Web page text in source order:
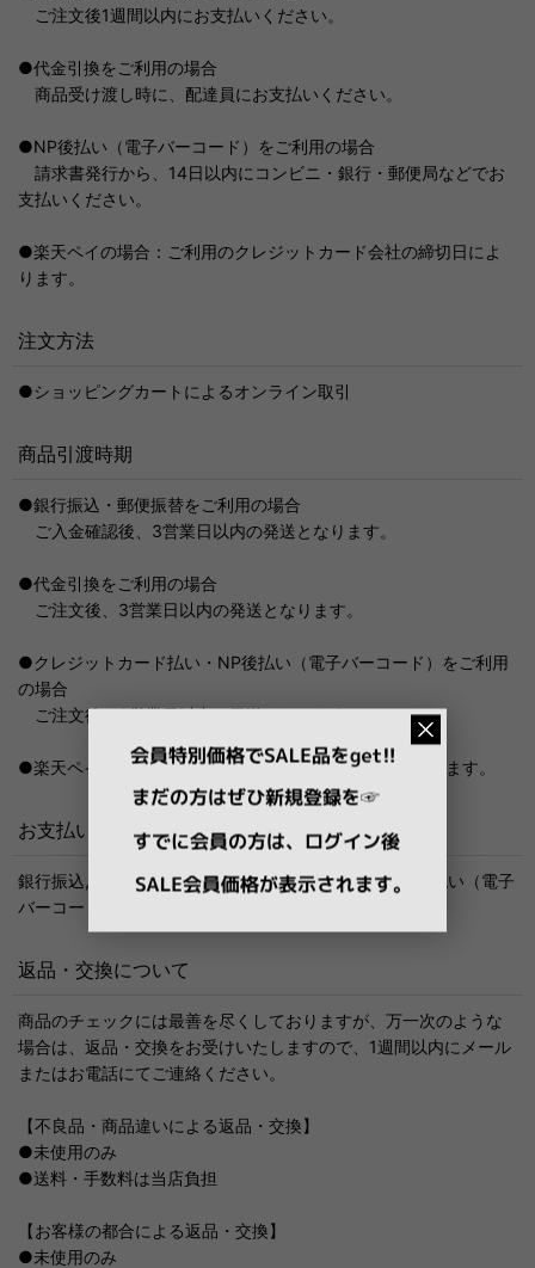
ご注文後1週間以内にお支払いください。
●代金引換をご利用の場合
商品受け渡し時に、配達員にお支払いください。
●NP後払い（電子バーコード）をご利用の場合
請求書発行から、14日以内にコンビニ・銀行・郵便局などでお
支払いください。
●楽天ペイの場合：ご利用のクレジットカード会社の締切日によ
ります。
注文方法
●ショッピングカートによるオンライン取引
商品引渡時期
●銀行振込・郵便振替をご利用の場合
ご入金確認後、3営業日以内の発送となります。
●代金引換をご利用の場合
ご注文後、3営業日以内の発送となります。
●クレジットカード払い・NP後払い（電子バーコード）をご利用
の場合
ご注文後、3営業日以内の発送となります。
●楽天ペイの場合：ご注文後、3営業日以内の発送となります。
お支払い方法
銀行振込, 郵便振替, 代金引換, クレジットカード, NP後払い（電子
バーコード）, 楽天ペイ
返品・交換について
商品のチェックには最善を尽くしておりますが、万一次のような
場合は、返品・交換をお受けいたしますので、1週間以内にメール
またはお電話にてご連絡ください。
【不良品・商品違いによる返品・交換】
●未使用のみ
●送料・手数料は当店負担
【お客様の都合による返品・交換】
●未使用のみ